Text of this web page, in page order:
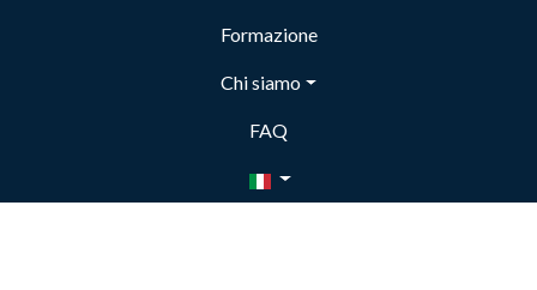
Formazione
Chi siamo
FAQ